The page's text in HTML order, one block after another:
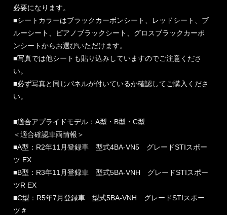
必要になります。
■シートカラーはブラックカーボンシート、レッドシート、ブ
ルーシート、ピアノブラックシート、グロスブラックカーボ
ンシートからお選びいただけます。
■写真では他シートも貼り込みしていますのでご注意くださ
い。
■必ず写真と同じパネルが付いているか確認してご購入くださ
い。
■適合アプライドモデル：A型・B型・C型
＜適合確認車両情報＞
■A型：R2年11月登録車 型式4BA-VN5 グレードSTIスポー
ツ EX
■B型：R3年11月登録車 型式5BA-VNH グレードSTIスポー
ツR EX
■C型：R5年7月登録車 型式5BA-VNH グレードSTIスポー
ツ＃